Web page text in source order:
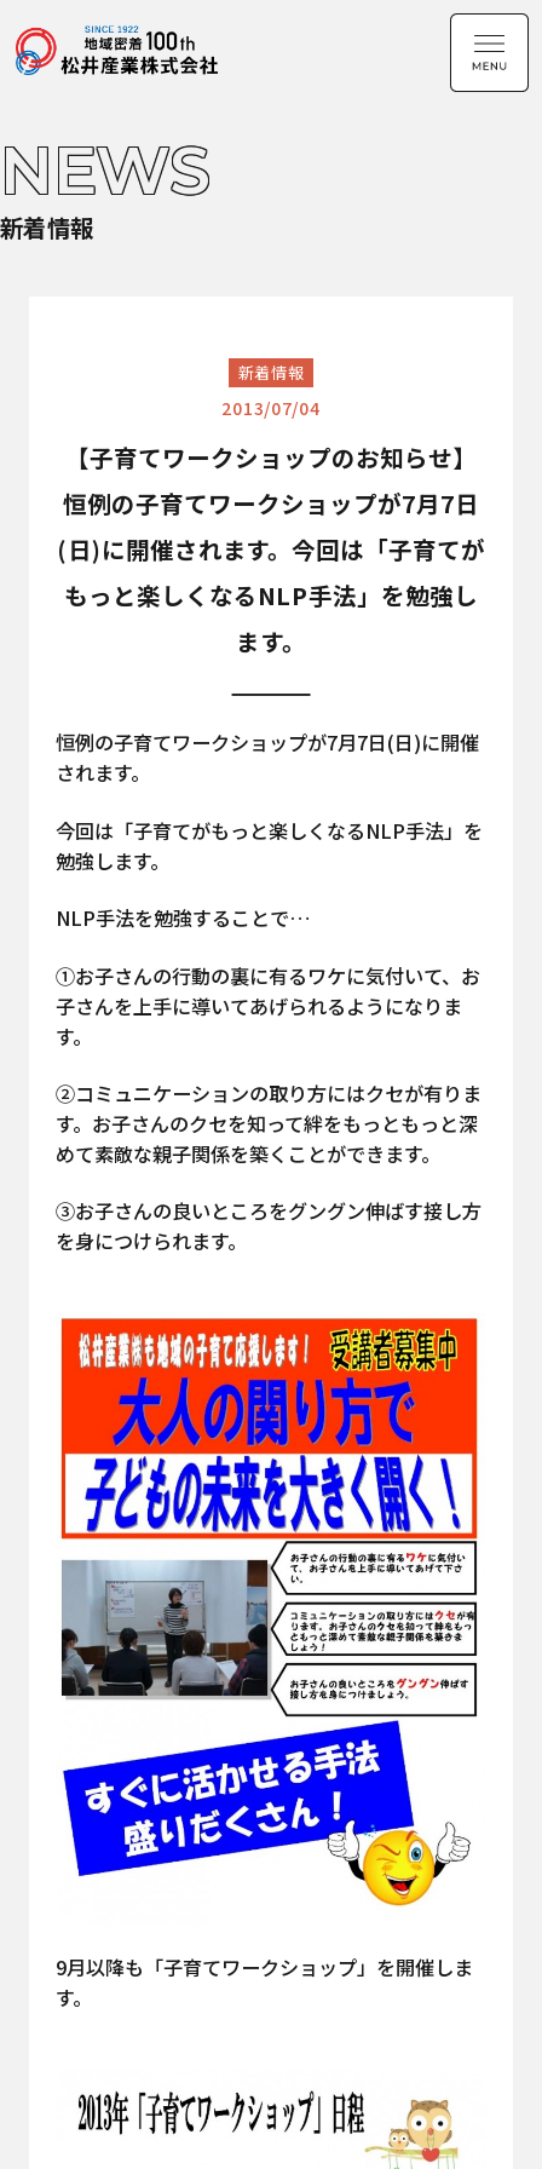
NEWS
新着情報
新着情報
2013/07/04
【子育てワークショップのお知らせ】
恒例の子育てワークショップが7月7日
(日)に開催されます。今回は「子育てが
もっと楽しくなるNLP手法」を勉強し
ます。
恒例の子育てワークショップが7月7日(日)に開催
されます。
今回は「子育てがもっと楽しくなるNLP手法」を
勉強します。
NLP手法を勉強することで…
①お子さんの行動の裏に有るワケに気付いて、お
子さんを上手に導いてあげられるようになりま
す。
②コミュニケーションの取り方にはクセが有りま
す。お子さんのクセを知って絆をもっともっと深
めて素敵な親子関係を築くことができます。
③お子さんの良いところをグングン伸ばす接し方
を身につけられます。
9月以降も「子育てワークショップ」を開催しま
す。